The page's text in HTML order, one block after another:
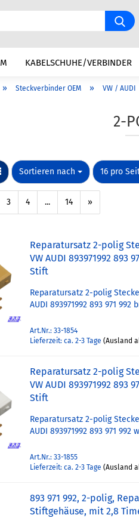
KABELSCHUHE/VERBINDER
ELEKTRIK KFZ
» Steckverbinder OEM » VW / AUDI
2-
Sortieren nach
Sortieren nach 16 pro
pro Seite
3 4 ... 14 »
Reparatursatz 2-polig
VW AUDI 893971992 893
Stift
Reparatursatz 2-polig
AUDI 893971992 893 971 992
Art.Nr.: 33-1854
Lieferzeit: ca. 2-3 Tage (Ausland
Reparatursatz 2-polig
VW AUDI 893971992 893
Stift
Reparatursatz 2-polig
AUDI 893971992 893 971 992
Art.Nr.: 33-1855
Lieferzeit: ca. 2-3 Tage (Ausland
893 971 992, 2-polig,
Stiftgehäuse, mit 2,8